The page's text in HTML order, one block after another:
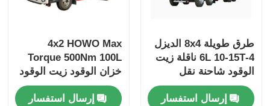
طرق طويلة 8x4 الديزل
4-6L 10-15T ناقلة زيت
الوقود شاحنة نقل
البضائع
إرسال استفسار
4x2 HOWO Max
Torque 500Nm 100L
خزان الوقود زيت الوقود
ناقل النفط شاحنة مركبة
نقل
إرسال استفسار